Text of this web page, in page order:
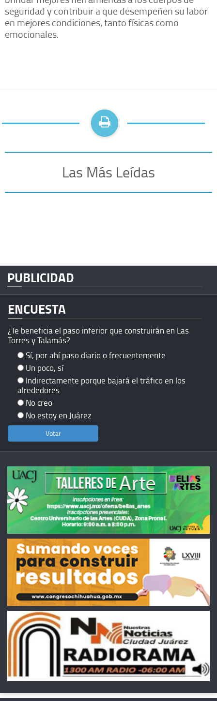
seguridad y contribuir a que desempeñen su labor
en mejores condiciones, tanto físicas como
emocionales.
Las Más Leídas
PUBLICIDAD
ENCUESTA
¿Te beneficia el paso inferior que construirán en Las
Torres y Talamás?
Sí, por ahí paso diario o frecuentemente
Un poco, sí
Indirectamente porque bajará el tráfico en los
alrededores
No creo
No estoy en Juárez